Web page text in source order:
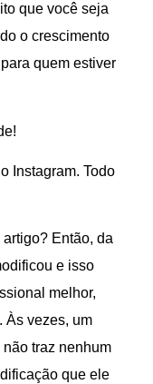
que você seja
o crescimento
quem estiver
Instagram. Todo
Então, da
e isso
melhor,
Às vezes, um
traz nenhum
que ele